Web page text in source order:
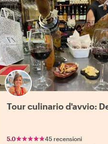
Tour culinario d'avvio:
5.0 45 recensioni